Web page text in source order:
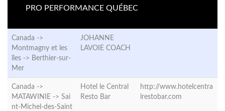
PRO PERFORMANCE QUÉBEC
Canada ->
Montmagny et les
îles -> Berthier-sur-
Mer
JOHANNE
LAVOIE COACH
Canada ->
MATAWINIE -> Sai
nt-Michel-des-Saint
Hotel le Central
Resto Bar
http://www.hotelcentra
lrestobar.com